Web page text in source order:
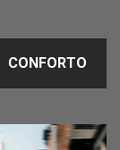
CONFORTO